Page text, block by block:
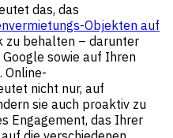
das, das
Objekten auf
zu behalten – darunter
sowie auf Ihren
. Online-
nicht nur, auf
sie auch proaktiv zu
Engagement, das Ihrer